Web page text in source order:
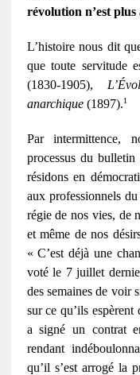
révolution n’est plus
L’histoire nous dit
que toute servitude
(1830-1905),
anarchique(1897).1
Par intermittence,
processus du
résidons en
aux professionnels
régie de nos vies, de
et même de nos
« C’est déjà une
voté le 7 juillet
des semaines de voir
sur ce qu’ils
a signé un contrat
rendant
qu’il s’est arrogé la